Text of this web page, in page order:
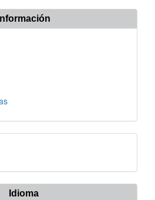
Información
Idioma